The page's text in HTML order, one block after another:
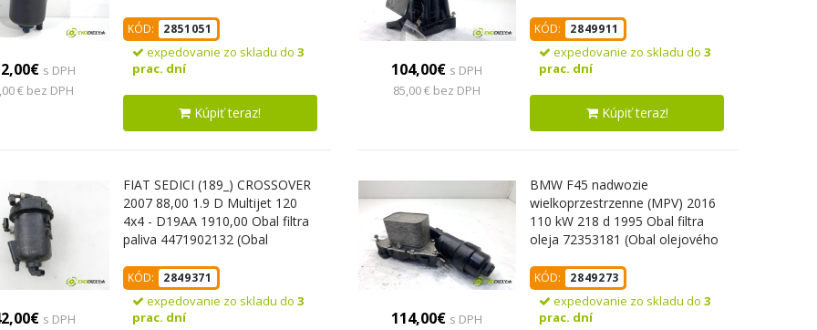
s DPH
€ bez DPH
KÓD: 2851051
expedovanie zo skladu do 3
prac. dní
Kúpiť teraz!
104,00€ s DPH
85,00 € bez DPH
KÓD: 2849911
expedovanie zo skladu do3
prac. dní
Kúpiť teraz!
s DPH
FIAT SEDICI (189_) CROSSOVER
2007 88,00 1.9 D Multijet 120
4x4 - D19AA 1910,00 Obal filtra
paliva 4471902132 (Obal
KÓD: 2849371
expedovanie zo skladu do 3
prac. dní
114,00€ s DPH
BMW F45 nadwozie
wielkoprzestrzenne (MPV) 2016
110 kW 218 d 1995 Obal filtra
oleja 72353181 (Obal olejového
KÓD: 2849273
expedovanie zo skladu do3
prac. dní